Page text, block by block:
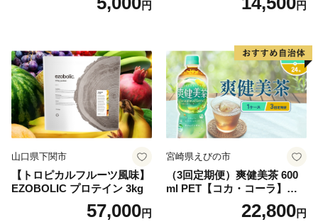
袋)ゆうパケットでお届け！円
水 ミネラルウォーター 水 ペ
産 シリカ ミネラル 美容 備蓄
防災 長期保存 富士山 山梨県
忍野村
円
山口県下関市
【トロピカルフルーツ風味】
EZOBOLIC プロテイン 3kg
57,000円
宮崎県えびの市
（3回定期便）爽健美茶 600
ml PET【コカ・コーラ】ペ
ットボトル 1ケース(24本) 定
期便 3回(72本) セット お茶
22,800円